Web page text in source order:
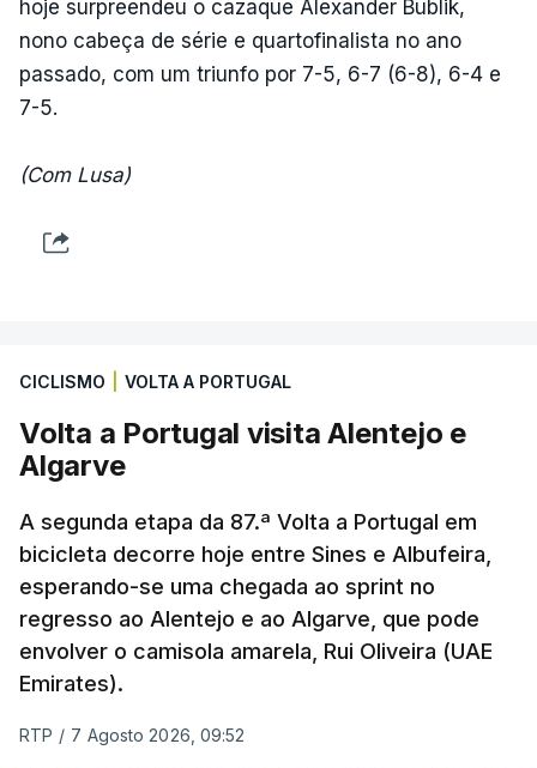
hoje surpreendeu o cazaque Alexander Bublik,
nono cabeça de série e quartofinalista no ano
passado, com um triunfo por 7-5, 6-7 (6-8), 6-4 e
7-5.
(Com Lusa)
CICLISMO VOLTA A PORTUGAL
Volta a Portugal visita Alentejo e
Algarve
A segunda etapa da 87.ª Volta a Portugal em
bicicleta decorre hoje entre Sines e Albufeira,
esperando-se uma chegada ao sprint no
regresso ao Alentejo e ao Algarve, que pode
envolver o camisola amarela, Rui Oliveira (UAE
Emirates).
RTP / 7 Agosto 2026, 09:52